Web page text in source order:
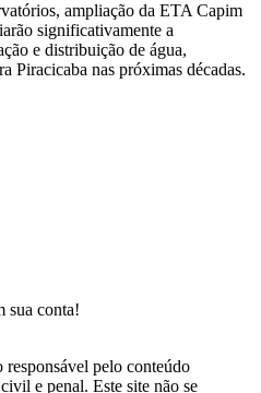
ampliação da ETA Capim
significativamente a
e distribuição de água,
Piracicaba nas próximas décadas.
sua conta!
pelo conteúdo
e penal. Este site não se